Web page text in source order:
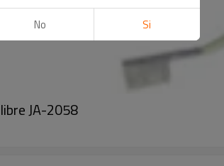
JA-2058
No Si